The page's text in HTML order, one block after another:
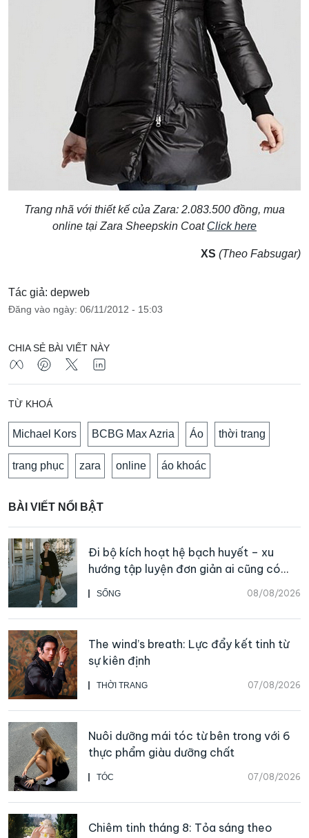
Trang nhã với thiết kế của Zara: 2.083.500 đồng, mua
online tại Zara Sheepskin Coat Click here
XS (Theo Fabsugar)
Tác giả: depweb
Đăng vào ngày: 06/11/2012 - 15:03
CHIA SẺ BÀI VIẾT NÀY
TỪ KHOÁ
Michael Kors BCBG Max Azria Áo thời trang
trang phục zara online áo khoác
BÀI VIẾT NỔI BẬT
SỐNG 08/08/2026
Đi bộ kích hoạt hệ bạch huyết – xu
hướng tập luyện đơn giản ai cũng có
thể bắt đầu
THỜI TRANG 07/08/2026
The wind’s breath: Lực đẩy kết tinh từ
sự kiên định
TÓC 07/08/2026
Nuôi dưỡng mái tóc từ bên trong với 6
thực phẩm giàu dưỡng chất
Chiêm tinh tháng 8: Tỏa sáng theo